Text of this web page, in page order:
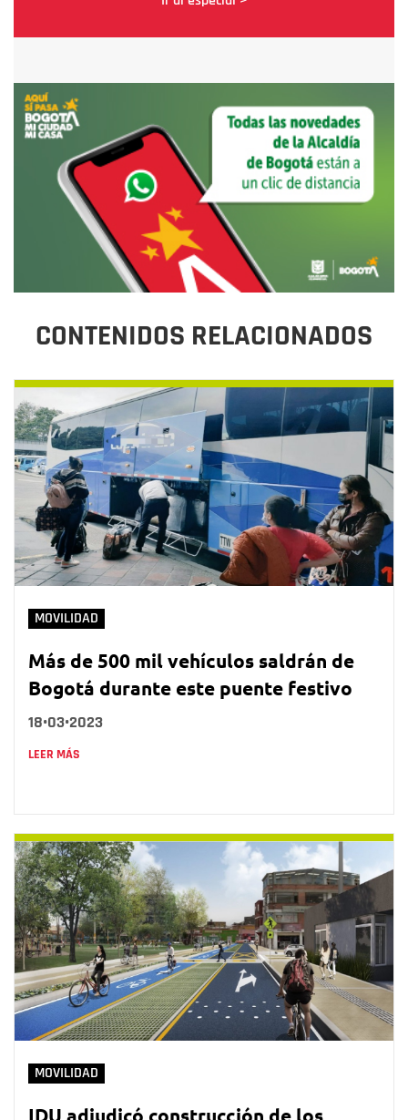
CONTENIDOS RELACIONADOS
MOVILIDAD
Más de 500 mil vehículos saldrán de
Bogotá durante este puente festivo
18•03•2023
LEER MÁS
MOVILIDAD
IDU adjudicó construcción de los